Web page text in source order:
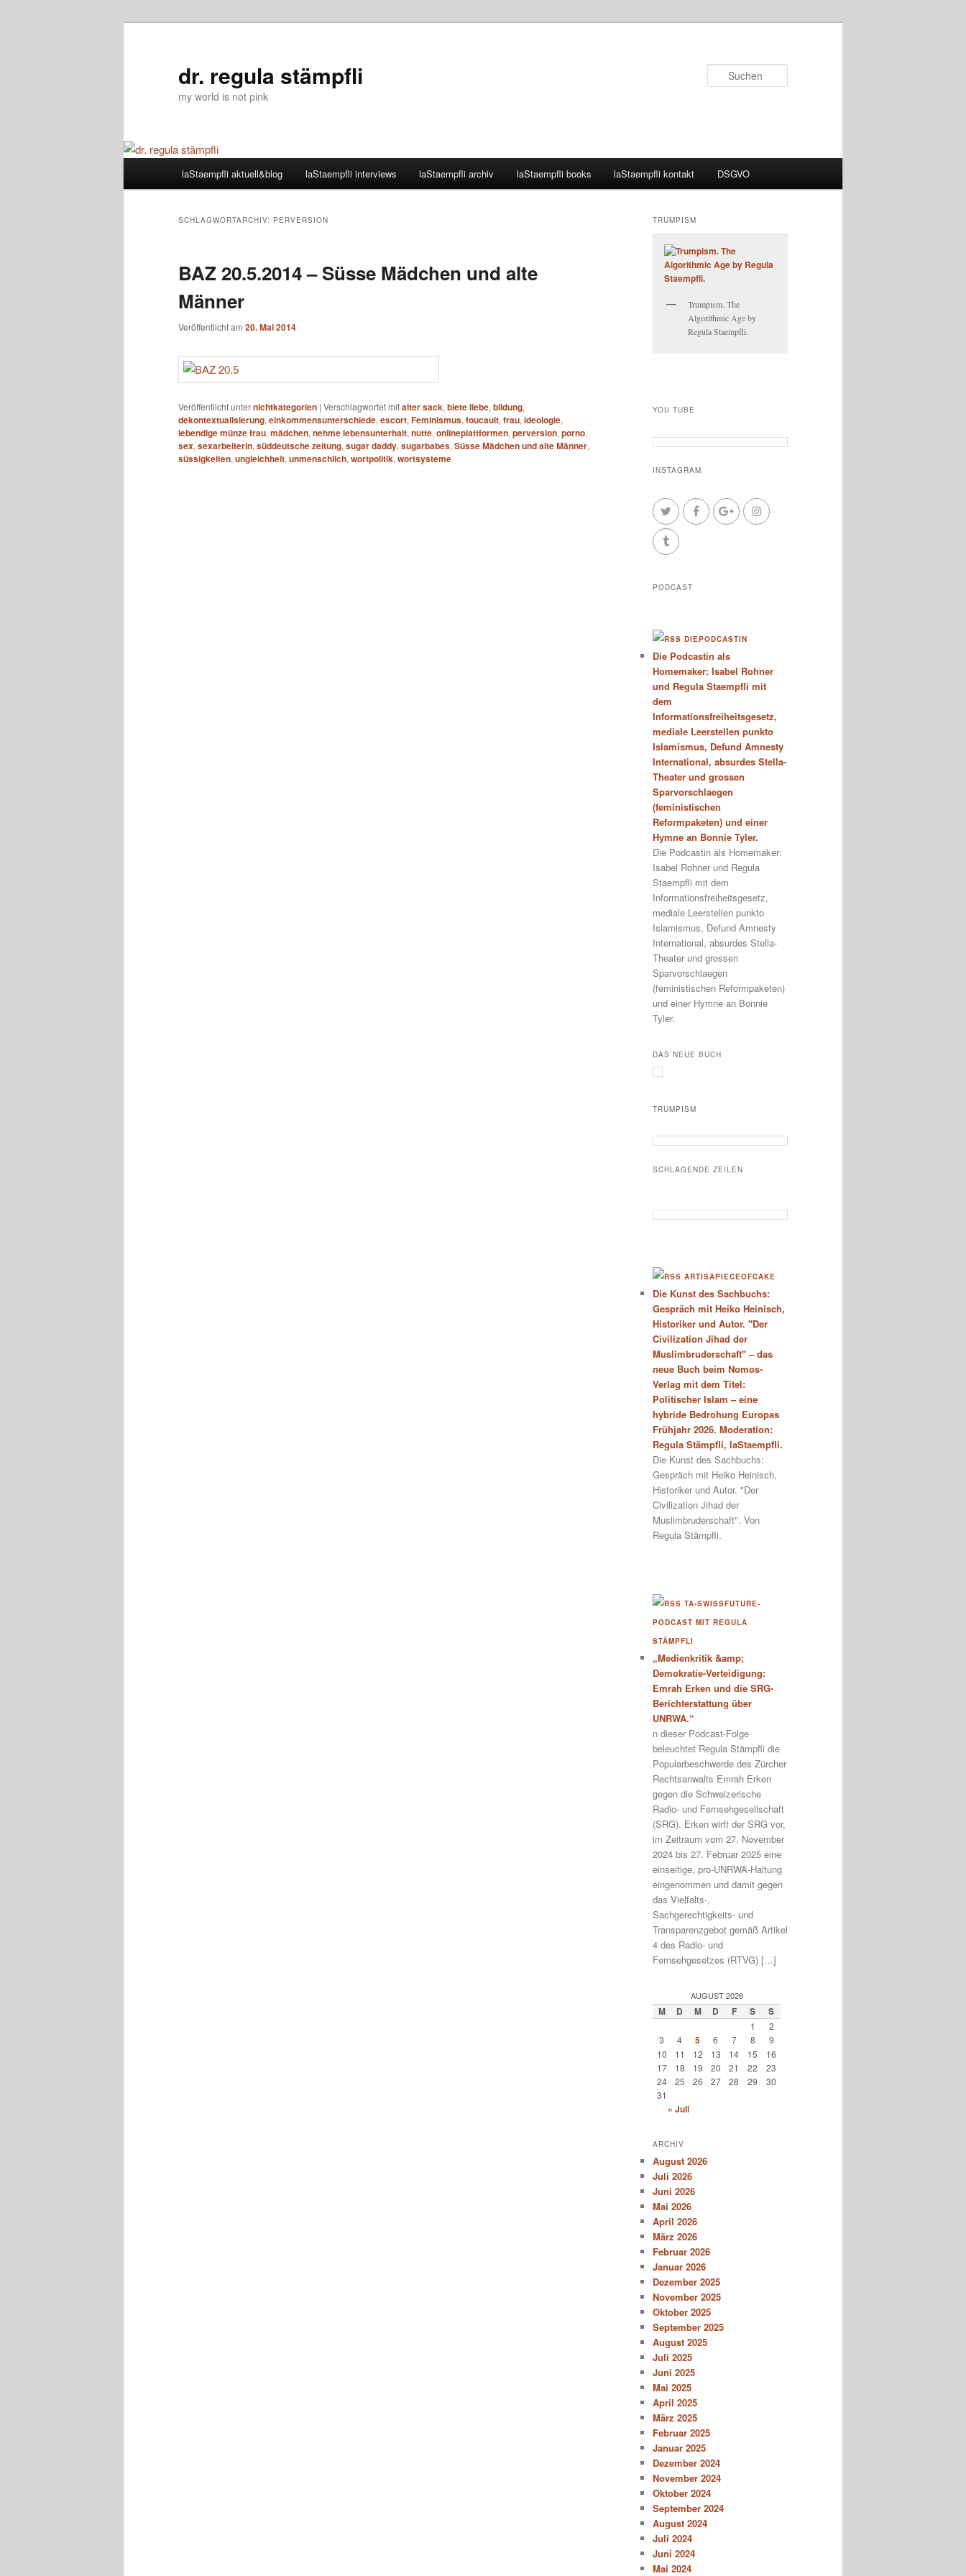
dr. regula stämpfli
my world is not pink
laStaempfli aktuell&blog laStaempfli interviews laStaempfli archiv laStaempfli books laStaempfli kontakt DSGVO
SCHLAGWORTARCHIV: PERVERSION
BAZ 20.5.2014 – Süsse Mädchen und alte
Männer
Veröffentlicht am 20. Mai 2014
Veröffentlicht unternichtkategorien | Verschlagwortet mitalter sack, biete liebe, bildung,
dekontextualisierung, einkommensunterschiede, escort, Feminismus, foucault, frau, ideologie,
lebendige münze frau, mädchen, nehme lebensunterhalt, nutte, onlineplattformen, perversion, porno,
sex, sexarbeiterin, süddeutsche zeitung, sugar daddy, sugarbabes, Süsse Mädchen und alte Männer,
süssigkeiten, ungleichheit, unmenschlich, wortpolitik, wortsysteme
TRUMPISM
Trumpism. The
Algorithmic Age by
Regula Staempfli.
YOU TUBE
INSTAGRAM
PODCAST
DIEPODCASTIN
Die Podcastin als
Homemaker: Isabel Rohner
und Regula Staempfli mit
dem
Informationsfreiheitsgesetz,
mediale Leerstellen punkto
Islamismus, Defund Amnesty
International, absurdes Stella-
Theater und grossen
Sparvorschlaegen
(feministischen
Reformpaketen) und einer
Hymne an Bonnie Tyler.
Die Podcastin als Homemaker:
Isabel Rohner und Regula
Staempfli mit dem
Informationsfreiheitsgesetz,
mediale Leerstellen punkto
Islamismus, Defund Amnesty
International, absurdes Stella-
Theater und grossen
Sparvorschlaegen
(feministischen Reformpaketen)
und einer Hymne an Bonnie
Tyler.
DAS NEUE BUCH
TRUMPISM
SCHLAGENDE ZEILEN
ARTISAPIECEOFCAKE
Die Kunst des Sachbuchs:
Gespräch mit Heiko Heinisch,
Historiker und Autor. "Der
Civilization Jihad der
Muslimbruderschaft" – das
neue Buch beim Nomos-
Verlag mit dem Titel:
Politischer Islam – eine
hybride Bedrohung Europas
Frühjahr 2026. Moderation:
Regula Stämpfli, laStaempfli.
Die Kunst des Sachbuchs:
Gespräch mit Heiko Heinisch,
Historiker und Autor. "Der
Civilization Jihad der
Muslimbruderschaft". Von
Regula Stämpfli.
TA-SWISSFUTURE-
PODCAST MIT REGULA
STÄMPFLI
„Medienkritik &amp;
Demokratie-Verteidigung:
Emrah Erken und die SRG-
Berichterstattung über
UNRWA.“
n dieser Podcast-Folge
beleuchtet Regula Stämpfli die
Popularbeschwerde des Zürcher
Rechtsanwalts Emrah Erken
gegen die Schweizerische
Radio- und Fernsehgesellschaft
(SRG). Erken wirft der SRG vor,
im Zeitraum vom 27. November
2024 bis 27. Februar 2025 eine
einseitige, pro-UNRWA-Haltung
eingenommen und damit gegen
das Vielfalts-,
Sachgerechtigkeits- und
Transparenzgebot gemäß Artikel
4 des Radio- und
Fernsehgesetzes (RTVG) […]
AUGUST 2026
M D M D F S S
1
2
3
4 5 6 7 8
9
10
11 12 13 14 15
16
17
18 19 20 21 22
23
24
25 26 27 28 29
30
31
« Juli
ARCHIV
August 2026
Juli 2026
Juni 2026
Mai 2026
April 2026
März 2026
Februar 2026
Januar 2026
Dezember 2025
November 2025
Oktober 2025
September 2025
August 2025
Juli 2025
Juni 2025
Mai 2025
April 2025
März 2025
Februar 2025
Januar 2025
Dezember 2024
November 2024
Oktober 2024
September 2024
August 2024
Juli 2024
Juni 2024
Mai 2024